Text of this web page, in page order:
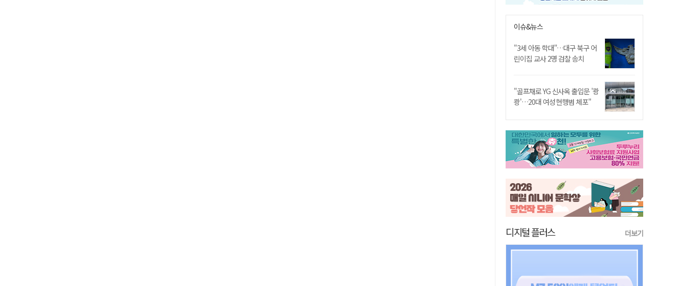
이슈&뉴스
"3세 아동 학대"…대구 북구 어
린이집 교사 2명 검찰 송치
"골프채로 YG 신사옥 출입문 '쾅
쾅'…20대 여성 현행범 체포"
디지털 플러스 더보기